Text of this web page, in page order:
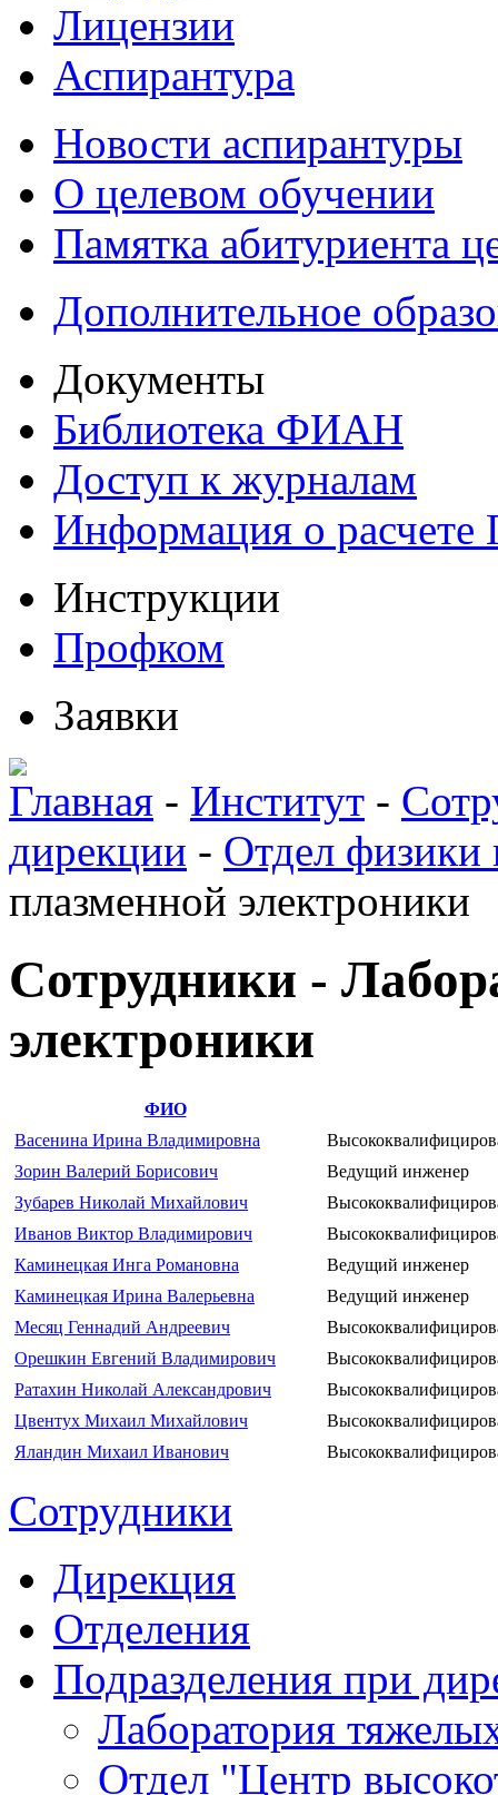
Лицензии
Аспирантура
Новости аспирантуры
О целевом обучении
Памятка абитуриента
Дополнительное
Документы
Библиотека ФИАН
Доступ к журналам
Информация о
Инструкции
Профком
Заявки
Главная - Институт -
дирекции - Отдел физики
плазменной электроники
Сотрудники -
электроники
ФИО
Васенина Ирина Владимировна
Зорин Валерий Борисович
Ведущий инженер
Зубарев Николай Михайлович
Иванов Виктор Владимирович
Каминецкая Инга Романовна
Ведущий инженер
Каминецкая Ирина Валерьевна
Ведущий инженер
Месяц Геннадий Андреевич
Орешкин Евгений Владимирович
Ратахин Николай Александрович
Цвентух Михаил Михайлович
Яландин Михаил Иванович
Сотрудники
Дирекция
Отделения
Подразделения при
Лаборатория
Отдел "Центр